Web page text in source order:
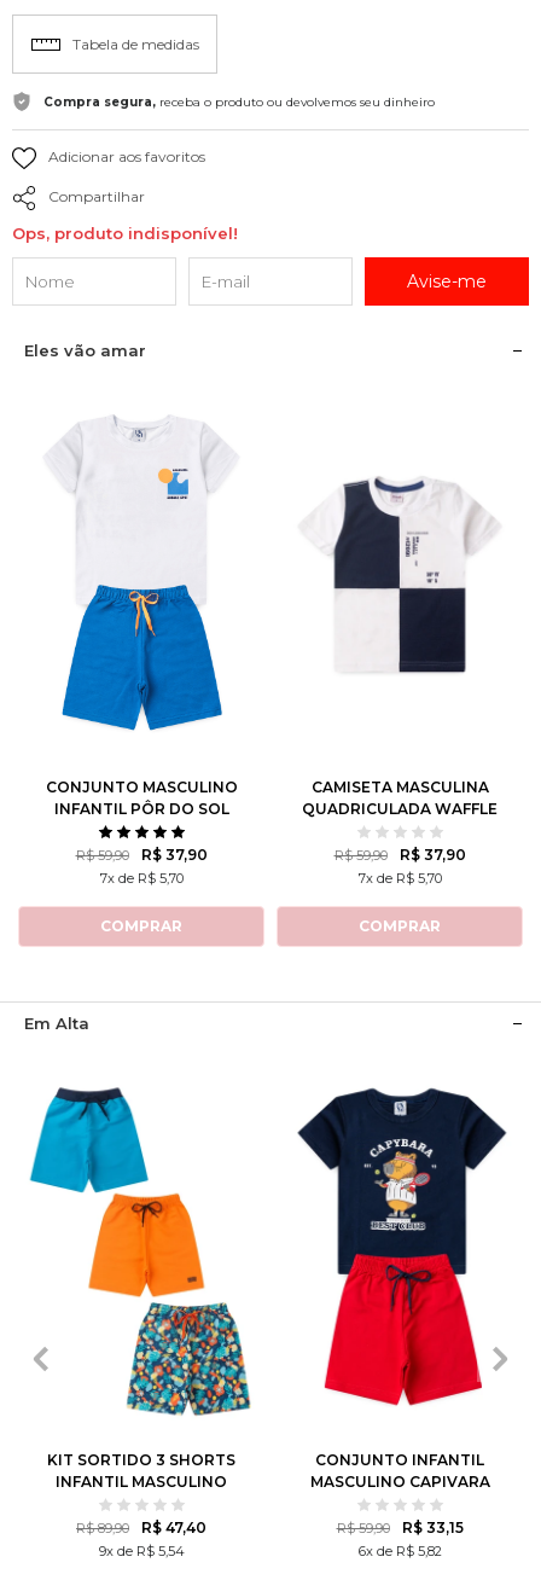
Tabela de medidas
Compra segura, receba o produto ou devolvemos seu dinheiro
Adicionar aos favoritos
Compartilhar
Ops, produto indisponível!
Avise-me
Eles vão amar
3
10
CONJUNTO MASCULINO
INFANTIL PÔR DO SOL
CALIFORNIANO
R$ 59,90 R$ 37,90
7x de R$ 5,70
COMPRAR
CAMISETA MASCULINA
QUADRICULADA WAFFLE
R$ 59,90 R$ 37,90
7x de R$ 5,70
COMPRAR
Em Alta
3 4 6
10 12
KIT SORTIDO 3 SHORTS
INFANTIL MASCULINO
AVULSO
R$ 89,90 R$ 47,40
9x de R$ 5,54
3
10
CONJUNTO INFANTIL
MASCULINO CAPIVARA
TENISTA
R$ 59,90 R$ 33,15
6x de R$ 5,82